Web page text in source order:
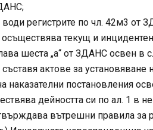
регистрите по чл. 42м3 от
текущ и
шеста „а“ от ЗДАНС освен в
актове за
наказателни постановления
дейността си по ал. 1 в
вътрешни правила за